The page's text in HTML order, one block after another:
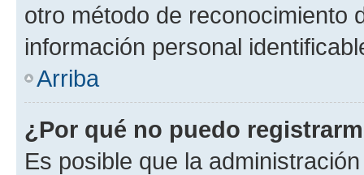
otro método de reconocimiento
información personal
Arriba
¿Por qué no puedo
Es posible que la